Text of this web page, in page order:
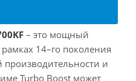
– это мощный
14–го поколения
и
Turbo Boost может